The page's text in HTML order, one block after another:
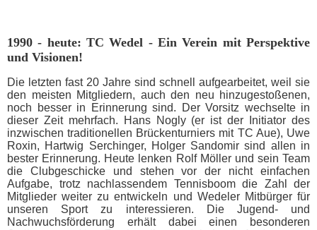
1990 - heute: TC Wedel - Ein Verein mit Perspektive
und Visionen!
Die letzten fast 20 Jahre sind schnell aufgearbeitet, weil sie
den meisten Mitgliedern, auch den neu hinzugestoßenen,
noch besser in Erinnerung sind. Der Vorsitz wechselte in
dieser Zeit mehrfach. Hans Nogly (er ist der Initiator des
inzwischen traditionellen Brückenturniers mit TC Aue), Uwe
Roxin, Hartwig Serchinger, Holger Sandomir sind allen in
bester Erinnerung. Heute lenken Rolf Möller und sein Team
die Clubgeschicke und stehen vor der nicht einfachen
Aufgabe, trotz nachlassendem Tennisboom die Zahl der
Mitglieder weiter zu entwickeln und Wedeler Mitbürger für
unseren Sport zu interessieren. Die Jugend- und
Nachwuchsförderung erhält dabei einen besonderen